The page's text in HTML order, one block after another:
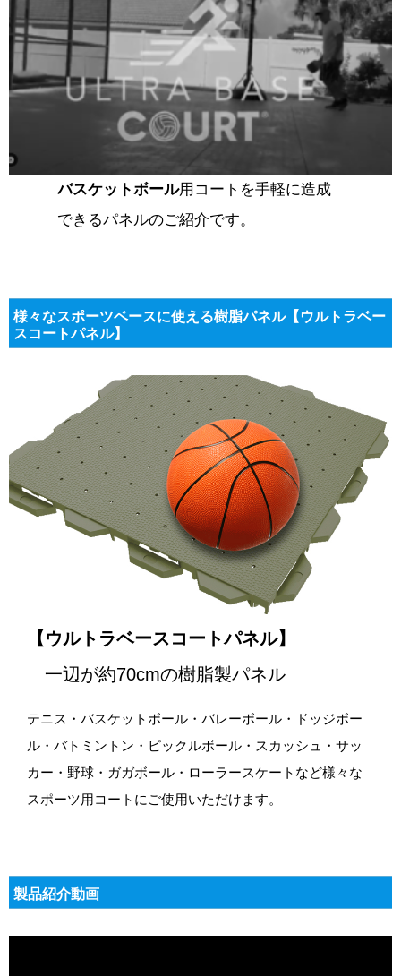
バスケットボール用コートを手軽に造成
できるパネルのご紹介です。
様々なスポーツベースに使える樹脂パネル【ウルトラベー
スコートパネル】
【ウルトラベースコートパネル】
一辺が約70cmの樹脂製パネル
テニス・バスケットボール・バレーボール・ドッジボー
ル・バトミントン・ピックルボール・スカッシュ・サッ
カー・野球・ガガボール・ローラースケートなど様々な
スポーツ用コートにご使用いただけます。
製品紹介動画